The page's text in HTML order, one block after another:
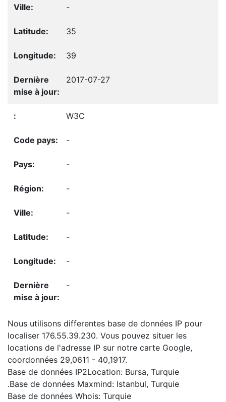
-
35
39
2017-07-27
W3C
-
-
-
-
-
-
-
Nous utilisons differentes base de données IP pour
localiser 176.55.39.230. Vous pouvez situer les
locations de l'adresse IP sur notre carte Google,
coordonnées 29,0611 - 40,1917.
Base de données IP2Location: Bursa, Turquie
.Base de données Maxmind: Istanbul, Turquie
Base de données Whois: Turquie